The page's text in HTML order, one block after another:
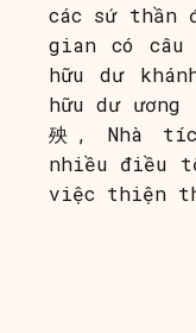
các sứ thần
gian có
hữu dư
hữu dư ương (
殃, Nhà
nhiều điều
việc thiện